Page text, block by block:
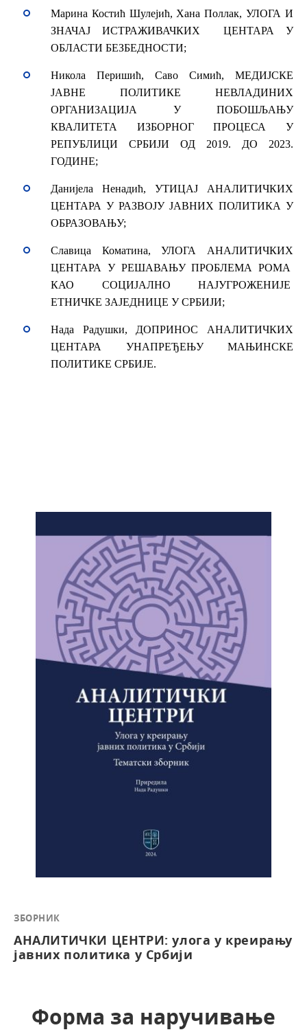
Марина Костић Шулејић, Хана Поллак, УЛОГА И
ЗНАЧАЈ ИСТРАЖИВАЧКИХ ЦЕНТАРА У
ОБЛАСТИ БЕЗБЕДНОСТИ;
Никола Перишић, Саво Симић, МЕДИЈСКЕ
ЈАВНЕ ПОЛИТИКЕ НЕВЛАДИНИХ
ОРГАНИЗАЦИЈА У ПОБОШЉАЊУ
КВАЛИТЕТА ИЗБОРНОГ ПРОЦЕСА У
РЕПУБЛИЦИ СРБИЈИ ОД 2019. ДО 2023.
ГОДИНЕ;
Данијела Ненадић, УТИЦАЈ АНАЛИТИЧКИХ
ЦЕНТАРА У РАЗВОЈУ ЈАВНИХ ПОЛИТИКА У
ОБРАЗОВАЊУ;
Славица Коматина, УЛОГА АНАЛИТИЧКИХ
ЦЕНТАРА У РЕШАВАЊУ ПРОБЛЕМА РОМА
КАО СОЦИЈАЛНО НАЈУГРОЖЕНИЈЕ
ЕТНИЧКЕ ЗАЈЕДНИЦЕ У СРБИЈИ;
Нада Радушки, ДОПРИНОС АНАЛИТИЧКИХ
ЦЕНТАРА УНАПРЕЂЕЊУ МАЊИНСКЕ
ПОЛИТИКЕ СРБИЈЕ.
ЗБОРНИК
АНАЛИТИЧКИ ЦЕНТРИ: улога у креирању
јавних политика у Србији
Форма за наручивање